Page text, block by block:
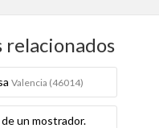
Valencia (46014)
un mostrador.